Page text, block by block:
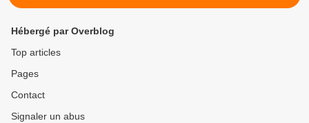
Hébergé par Overblog
Top articles
Pages
Contact
Signaler un abus